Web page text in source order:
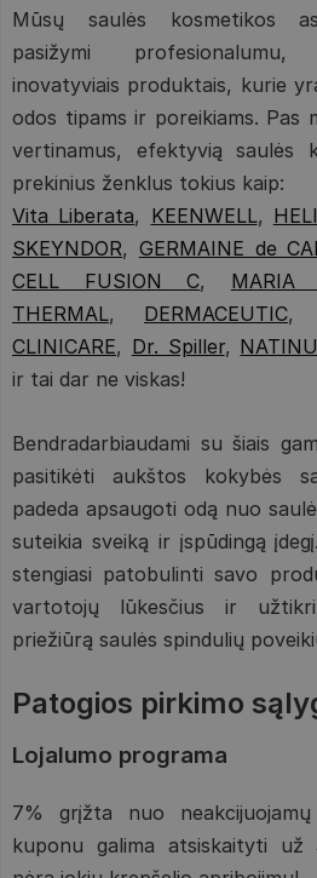
Mūsų saulės kosmetikos
pasižymi
inovatyviais produktais, kurie
odos tipams ir poreikiams. Pas
vertinamus, efektyvią saulės
prekinius ženklus tokius kaip:
Vita Liberata, KEENWELL,
SKEYNDOR, GERMAINE de
CELL FUSION C, MARIA
THERMAL, DERMACEUTIC,
CLINICARE, Dr. Spiller,
ir tai dar ne viskas!
Bendradarbiaudami su šiais
pasitikėti aukštos kokybės
padeda apsaugoti odą nuo
suteikia sveiką ir įspūdingą
stengiasi patobulinti savo
vartotojų lūkesčius ir
priežiūrą saulės spindulių
Patogios pirkimo
Lojalumo programa
7% grįžta nuo
kuponu galima atsiskaityti už